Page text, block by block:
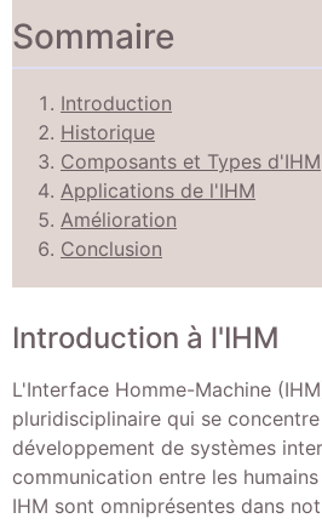
Sommaire
Introduction
Historique
Composants et Types d'IHM
Applications de l'IHM
Amélioration
Conclusion
Introduction à l'IHM
L'Interface Homme-Machine
pluridisciplinaire qui se
développement de systèmes
communication entre les
IHM sont omniprésentes dans